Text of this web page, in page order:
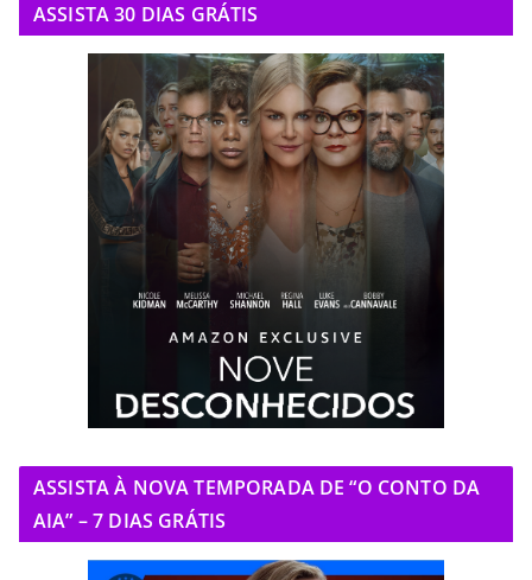
ASSISTA 30 DIAS GRÁTIS
ASSISTA À NOVA TEMPORADA DE “O CONTO DA
AIA” – 7 DIAS GRÁTIS